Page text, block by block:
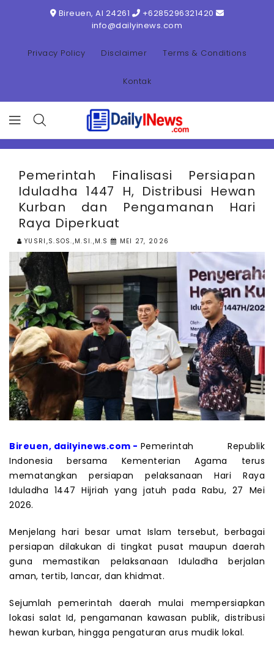
Bireuen, AI 24261
+6285296321420
info@dailyinews.com
Privacy Policy Disclaimer Terms & Conditions
Kontak
Pemerintah Finalisasi Persiapan
Iduladha 1447 H, Distribusi Hewan
Kurban dan Pengamanan Hari
Raya Diperkuat
YUSRI,S.SOS.,M.SI.,M.S MEI 27, 2026
Bireuen, dailyinews.com - Pemerintah Republik
Indonesia bersama Kementerian Agama terus
mematangkan persiapan pelaksanaan Hari Raya
Iduladha 1447 Hijriah yang jatuh pada Rabu, 27 Mei
2026.
Menjelang hari besar umat Islam tersebut, berbagai
persiapan dilakukan di tingkat pusat maupun daerah
guna memastikan pelaksanaan Iduladha berjalan
aman, tertib, lancar, dan khidmat.
Sejumlah pemerintah daerah mulai mempersiapkan
lokasi salat Id, pengamanan kawasan publik, distribusi
hewan kurban, hingga pengaturan arus mudik lokal.